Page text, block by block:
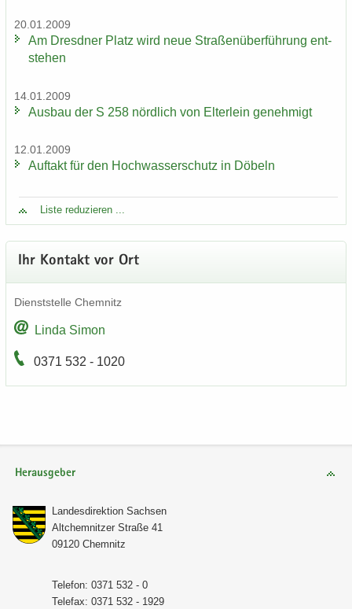
20.01.2009
Am Dresd­ner Platz wird neue Stra­ßen­über­füh­rung ent­
ste­hen
14.01.2009
Aus­bau der S 258 nörd­lich von El­ter­lein ge­neh­migt
12.01.2009
Auf­takt für den Hoch­was­ser­schutz in Dö­beln
Liste re­du­zie­ren ...
Ihr Kon­takt vor Ort
Dienst­stel­le Chem­nitz
Linda Simon
0371 532 - 1020
Herausgeber
Lan­des­di­rek­ti­on Sach­sen
Alt­chem­nit­zer Stra­ße 41
09120 Chem­nitz
Te­le­fon: 0371 532 - 0
Te­le­fax: 0371 532 - 1929